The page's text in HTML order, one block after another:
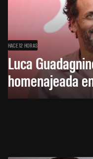
HACE 12 HORAS
Luca
homenajeada